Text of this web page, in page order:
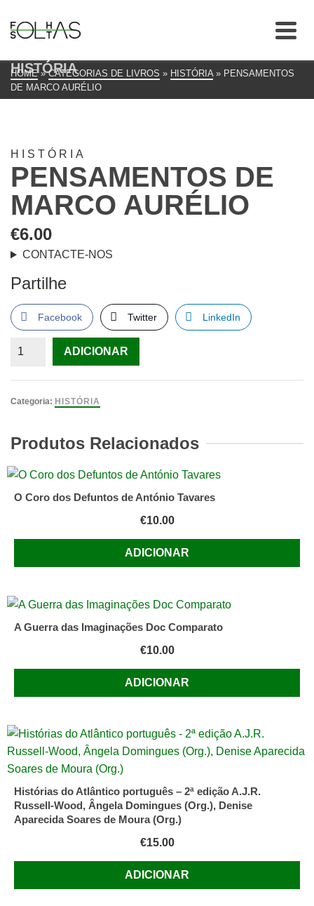
HISTÓRIA
HOME » CATEGORIAS DE LIVROS » HISTÓRIA » PENSAMENTOS
DE MARCO AURÉLIO
HISTÓRIA
PENSAMENTOS DE
MARCO AURÉLIO
€6.00
CONTACTE-NOS
Partilhe
Facebook Twitter LinkedIn
Quantidade
de
ADICIONAR
Categoria: HISTÓRIA
Produtos Relacionados
O Coro dos Defuntos de António Tavares
€10.00
ADICIONAR
A Guerra das Imaginações Doc Comparato
€10.00
ADICIONAR
Histórias do Atlântico português – 2ª edição A.J.R.
Russell-Wood, Ângela Domingues (Org.), Denise
Aparecida Soares de Moura (Org.)
€15.00
ADICIONAR